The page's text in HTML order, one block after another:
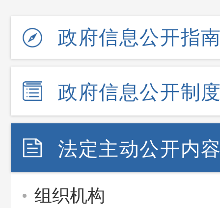
政府信息公开指
政府信息公开制
法定主动公开内
组织机构